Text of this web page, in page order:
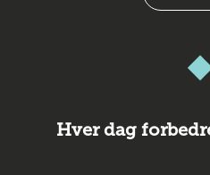
Hver dag